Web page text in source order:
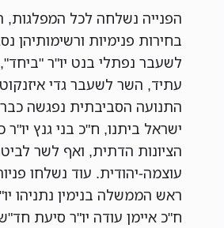
הפנייה נשלחה לכל
בחירות פנימיות
לשעבר נפתלי בנט יו"ר "ביחד",
עתיד, השר לשעבר גדי
התנועה הסביבתית נפגשה כבר
ישראל ביתנו, ח"כ בני גנץ
הציונות הדתית, ואף לשר
עוצמה-יהודית. עוד נשלחו
ראש הממשלה בנימין נתניהו
ח"כ איימן עודה יו"ר סיעת